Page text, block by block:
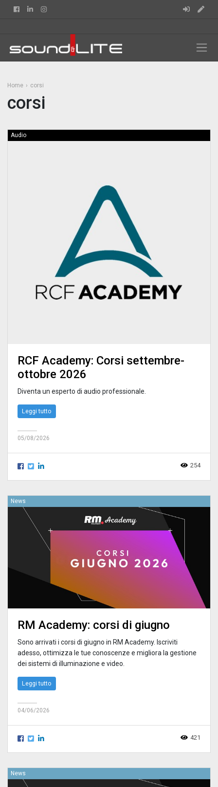
FacebookLinkedin
Home corsi
corsi
Audio
RCF Academy: Corsi settembre-
ottobre 2026
Diventa un esperto di audio professionale.
Leggi tutto
05/08/2026
254
News
RM Academy: corsi di giugno
Sono arrivati i corsi di giugno in RM Academy. Iscriviti
adesso, ottimizza le tue conoscenze e migliora la gestione
dei sistemi di illuminazione e video.
Leggi tutto
04/06/2026
421
News